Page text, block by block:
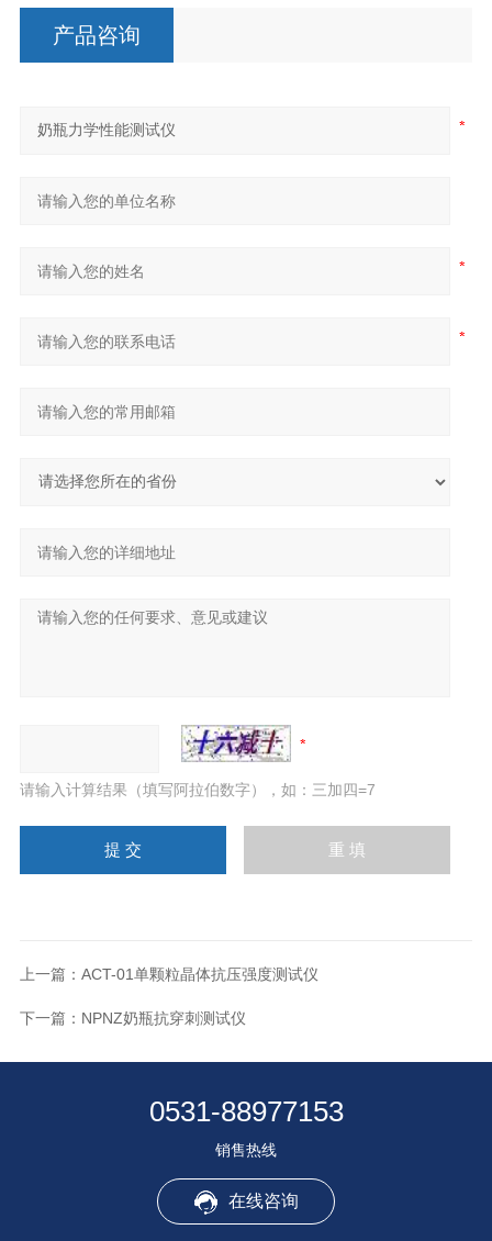
产品咨询
请输入计算结果（填写阿拉伯数字），如：三加四=7
上一篇： ACT-01单颗粒晶体抗压强度测试仪
下一篇： NPNZ奶瓶抗穿刺测试仪
0531-88977153
销售热线
在线咨询